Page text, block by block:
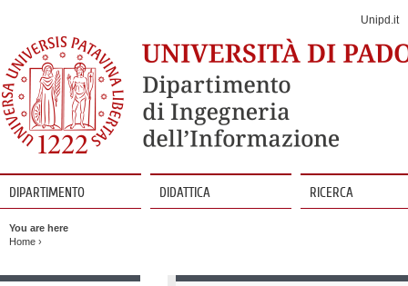
Unipd.it
DIPARTIMENTO DIDATTICA RICERCA
contenuto
You are here
Home ›
Vai